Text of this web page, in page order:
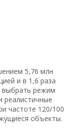
5,76 млн
и в 1,6 раза
выбрать режим
реалистичные
частоте 120/100
объекты.